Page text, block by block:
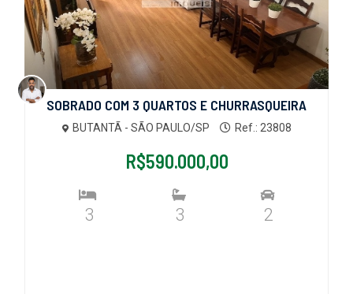
SOBRADO COM 3 QUARTOS E CHURRASQUEIRA
BUTANTÃ - SÃO PAULO/SP Ref.: 23808
R$590.000,00
3 3 2